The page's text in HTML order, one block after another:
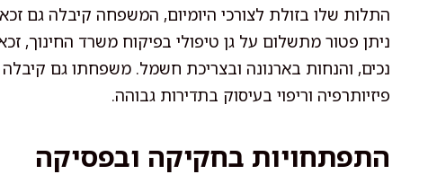
התלות שלו בזולת לצורכי היומיום, המשפחה קיבלה גם
ניתן פטור מתשלום על גן טיפולי בפיקוח משרד החינוך,
נכים, והנחות בארנונה ובצריכת חשמל. משפחתו גם
פיזיותרפיה וריפוי בעיסוק בתדירות גבוהה.
התפתחויות בחקיקה ובפסיקה